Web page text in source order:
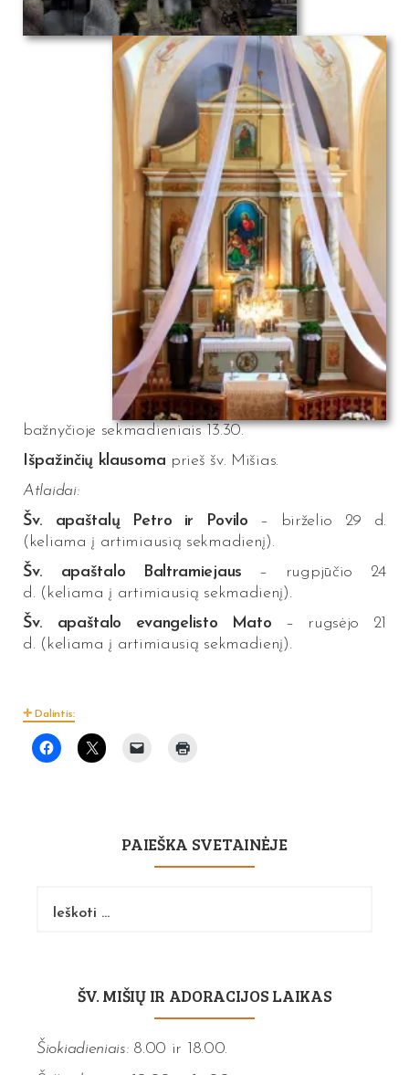
bažnyčioje sekmadieniais 13.30.
Išpažinčių klausoma prieš šv. Mišias.
Atlaidai:
Šv. apaštalų Petro ir Povilo – birželio 29 d.
(keliama į artimiausią sekmadienį).
Šv. apaštalo Baltramiejaus – rugpjūčio 24
d. (keliama į artimiausią sekmadienį).
Šv. apaštalo evangelisto Mato – rugsėjo 21
d. (keliama į artimiausią sekmadienį).
Dalintis:
PAIEŠKA SVETAINĖJE
ŠV. MIŠIŲ IR ADORACIJOS LAIKAS
Šiokiadieniais:8.00 ir 18.00.